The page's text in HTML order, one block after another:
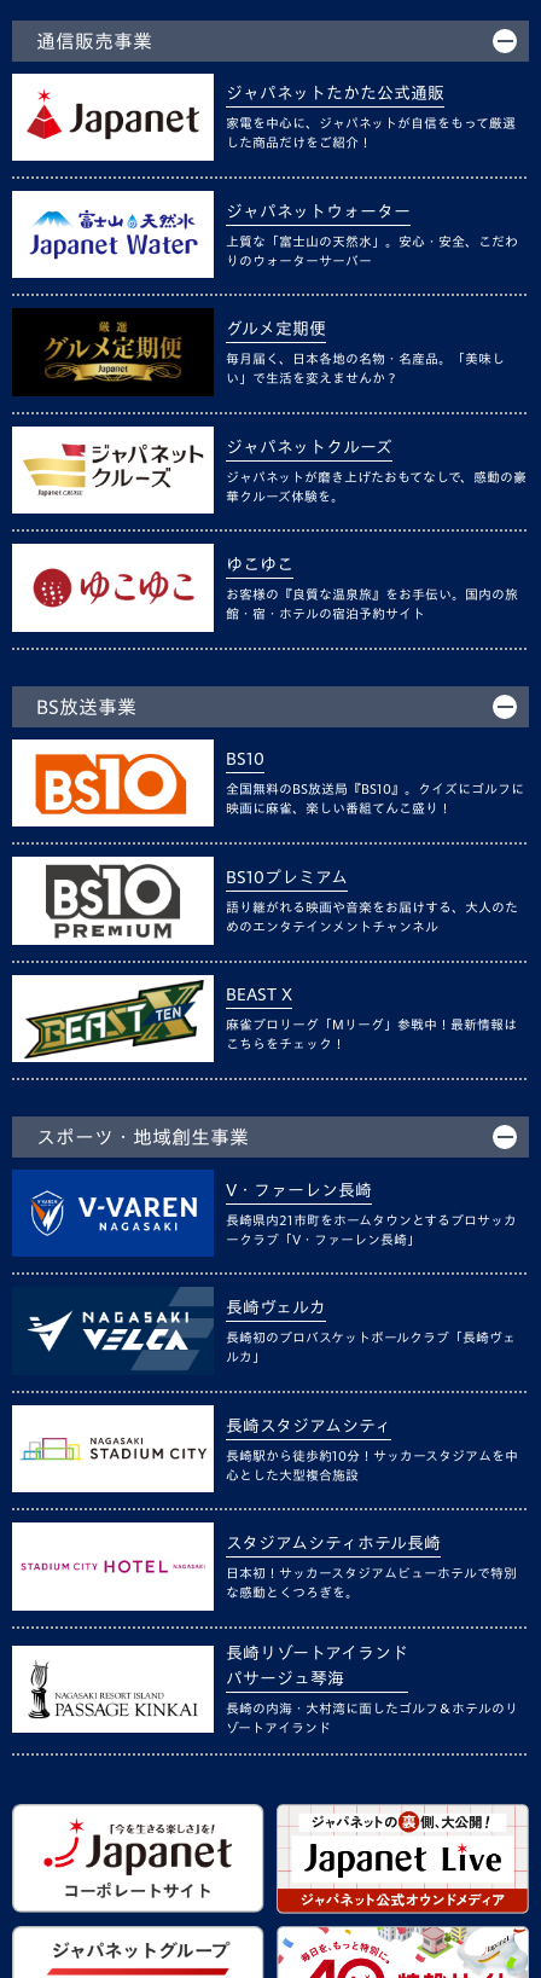
通信販売事業
ジャパネットたかた公式通販
家電を中心に、ジャパネットが自信をもって厳選
した商品だけをご紹介！
ジャパネットウォーター
上質な「富士山の天然水」。安心・安全、こだわ
りのウォーターサーバー
グルメ定期便
毎月届く、日本各地の名物・名産品。「美味し
い」で生活を変えませんか？
ジャパネットクルーズ
ジャパネットが磨き上げたおもてなしで、感動の豪
華クルーズ体験を。
ゆこゆこ
お客様の『良質な温泉旅』をお手伝い。国内の旅
館・宿・ホテルの宿泊予約サイト
BS放送事業
BS10
全国無料のBS放送局『BS10』。クイズにゴルフに
映画に麻雀、楽しい番組てんこ盛り！
BS10プレミアム
語り継がれる映画や音楽をお届けする、大人のた
めのエンタテインメントチャンネル
BEAST X
麻雀プロリーグ「Mリーグ」参戦中！最新情報は
こちらをチェック！
スポーツ・地域創生事業
V・ファーレン長崎
長崎県内21市町をホームタウンとするプロサッカ
ークラブ「V・ファーレン長崎」
長崎ヴェルカ
長崎初のプロバスケットボールクラブ「長崎ヴェ
ルカ」
長崎スタジアムシティ
長崎駅から徒歩約10分！サッカースタジアムを中
心とした大型複合施設
スタジアムシティホテル長崎
日本初！サッカースタジアムビューホテルで特別
な感動とくつろぎを。
長崎リゾートアイランド
パサージュ琴海
長崎の内海・大村湾に面したゴルフ＆ホテルのリ
ゾートアイランド